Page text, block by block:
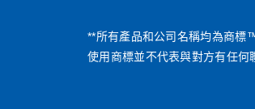
**所有產品和公司名稱均為商標
使用商標並不代表與對方有任何